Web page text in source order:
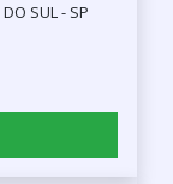
SUL - SP